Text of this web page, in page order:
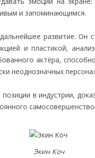
и запоминающимся.
развитие. Он
и пластикой,
актёра,
неоднозначных
в индустрии,
Экин Коч